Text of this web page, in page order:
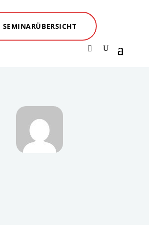
SEMINARÜBERSICHT